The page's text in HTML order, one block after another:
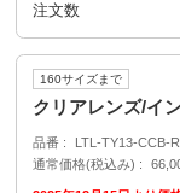
注文数
160サイズまで
クリアレンズ/イ
品番
LTL-TY13-CCB-
通常価格(税込み)